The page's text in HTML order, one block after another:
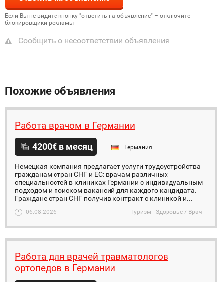
Если Вы не видите кнопку "ответить на объявление" – отключите
блокировщики рекламы
Сообщить о несоответствии объявления
Похожие объявления
Работа врачом в Германии
4200€ в месяц Германия
Немецкая компания предлагает услуги трудоустройства
гражданам стран СНГ и ЕС: врачам различных
специальностей в клиниках Германии с индивидуальным
подходом и поиском вакансий для каждого кандидата.
Граждане стран СНГ получив контракт с клиникой и...
06.08.2026 Туризм - Здоровье / Врач
Работа для врачей травматологов
ортопедов в Германии